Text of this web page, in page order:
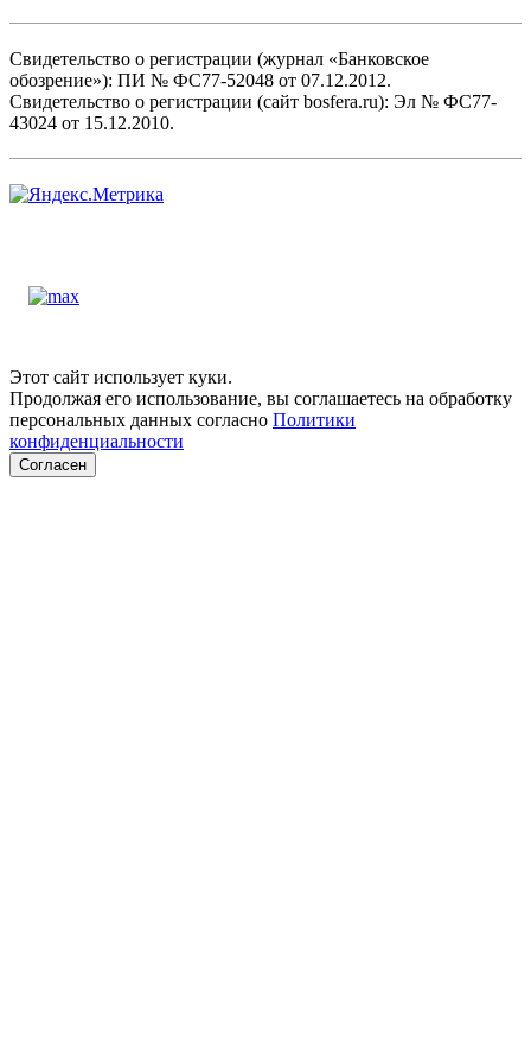
Свидетельство о регистрации (журнал «Банковское
обозрение»): ПИ № ФС77-52048 от 07.12.2012.
Свидетельство о регистрации (сайт bosfera.ru): Эл № ФС77-
43024 от 15.12.2010.
Этот сайт использует куки.
Продолжая его использование, вы соглашаетесь на обработку
персональных данных согласно Политики
конфиденциальности
Согласен